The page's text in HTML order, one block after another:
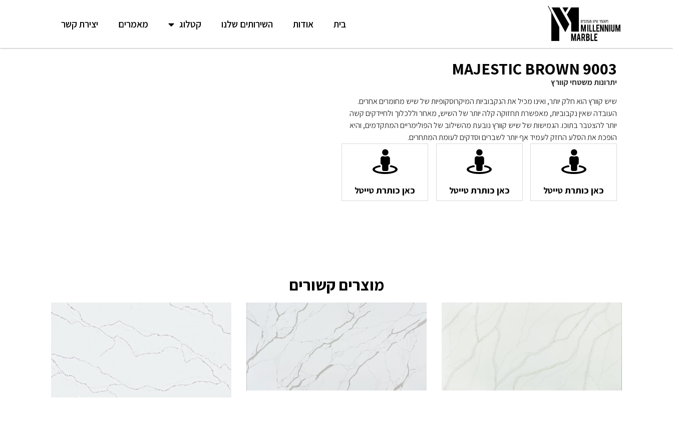
בית אודות השירותים שלנו קטלוג מאמרים יצירת קשר
9003 MAJESTIC BROWN
יתרונות משטחי קוורץ
שיש קוורץ הוא חלק יותר, ואינו מכיל את הנקבוביות המיקרוסקופיות של שיש מחומרים אחרים.
העובדה שאין נקבוביות, מאפשרת תחזוקה קלה יותר של השיש, מאחר וללכלוך ולחיידקים קשה
יותר להצטבר בתוכו. הגמישות של שיש קוורץ נובעת מהשילוב של הפולימריים המתקדמים, והיא
הופכת את הסלע החזק לעמיד אף יותר לשברים וסדקים לעומת המתחרים.
כאן כותרת טייטל כאן כותרת טייטל כאן כותרת טייטל
מוצרים קשורים